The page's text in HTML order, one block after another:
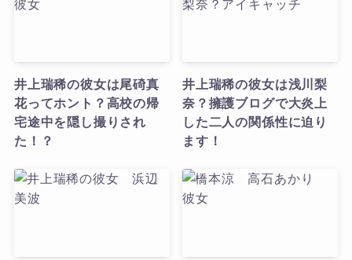
井上瑞稀の彼女は尾碕真
花ってホント？高校の帰
宅途中を隠し撮りされ
た！？
井上瑞稀の彼女は浅川梨
奈？擁護ブログで大炎上
した二人の関係性に迫り
ます！